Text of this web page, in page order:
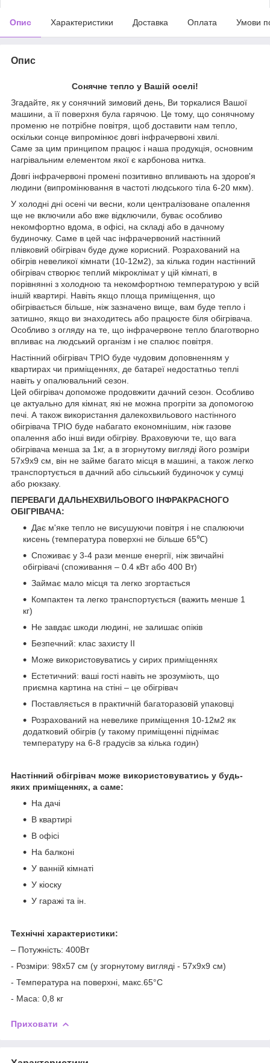
Опис Характеристики Доставка Оплата Умови
Опис
Сонячне тепло у Вашій оселі!
Згадайте, як у сонячний зимовий день, Ви торкалися Вашої
машини, а її поверхня була гарячою. Це тому, що сонячному
променю не потрібне повітря, щоб доставити нам тепло,
оскільки сонце випромінює довгі інфрачервоні хвилі.
Саме за цим принципом працює і наша продукція, основним
нагрівальним елементом якої є карбонова нитка.
Довгі інфрачервоні промені позитивно впливають на здоров'я
людини (випромінювання в частоті людського тіла 6-20 мкм).
У холодні дні осені чи весни, коли централізоване опалення
ще не включили або вже відключили, буває особливо
некомфортно вдома, в офісі, на складі або в дачному
будиночку. Саме в цей час інфрачервоний настінний
плівковий обігрівач буде дуже корисний. Розрахований на
обігрів невеликої кімнати (10-12м2), за кілька годин настінний
обігрівач створює теплий мікроклімат у цій кімнаті, в
порівнянні з холодною та некомфортною температурою у всій
іншій квартирі. Навіть якщо площа приміщення, що
обігрівається більше, ніж зазначено вище, вам буде тепло і
затишно, якщо ви знаходитесь або працюєте біля обігрівача.
Особливо з огляду на те, що інфрачервоне тепло благотворно
впливає на людський організм і не спалює повітря.
Настінний обігрівач ТРІО буде чудовим доповненням у
квартирах чи приміщеннях, де батареї недостатньо теплі
навіть у опалювальний сезон.
Цей обігрівач допоможе продовжити дачний сезон. Особливо
це актуально для кімнат, які не можна прогріти за допомогою
печі. А також використання далекохвильового настінного
обігрівача ТРІО буде набагато економнішим, ніж газове
опалення або інші види обігріву. Враховуючи те, що вага
обігрівача менша за 1кг, а в згорнутому вигляді його розміри
57х9х9 см, він не займе багато місця в машині, а також легко
транспортується в дачний або сільський будиночок у сумці
або рюкзаку.
ПЕРЕВАГИ ДАЛЬНЕХВИЛЬОВОГО ІНФРАКРАСНОГО
ОБІГРІВАЧА:
Дає м'яке тепло не висушуючи повітря і не спалюючи
кисень (температура поверхні не більше 65℃)
Споживає у 3-4 рази менше енергії, ніж звичайні
обігрівачі (споживання – 0.4 кВт або 400 Вт)
Займає мало місця та легко згортається
Компактен та легко транспортується (важить менше 1
кг)
Не завдає шкоди людині, не залишає опіків
Безпечний: клас захисту II
Може використовуватись у сирих приміщеннях
Естетичний: ваші гості навіть не зрозуміють, що
приємна картина на стіні – це обігрівач
Поставляється в практичній багаторазовій упаковці
Розрахований на невелике приміщення 10-12м2 як
додатковий обігрів (у такому приміщенні піднімає
температуру на 6-8 градусів за кілька годин)
Настінний обігрівач може використовуватись у будь-
яких приміщеннях, а саме:
На дачі
В квартирі
В офісі
На балконі
У ванній кімнаті
У кіоску
У гаражі та ін.
Технічні характеристики:
– Потужність: 400Вт
- Розміри: 98х57 см (у згорнутому вигляді - 57х9х9 см)
- Температура на поверхні, макс.65°С
- Маса: 0,8 кг
Приховати